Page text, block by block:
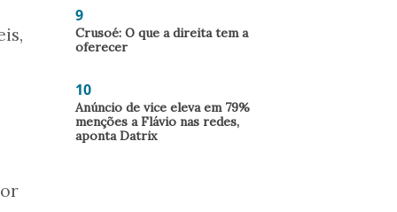
9
Crusoé: O que a direita tem a
oferecer
10
Anúncio de vice eleva em 79%
menções a Flávio nas redes,
aponta Datrix